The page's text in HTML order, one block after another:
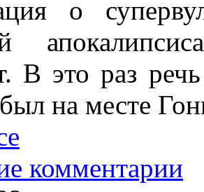
о
В это раз
на месте
комментарии